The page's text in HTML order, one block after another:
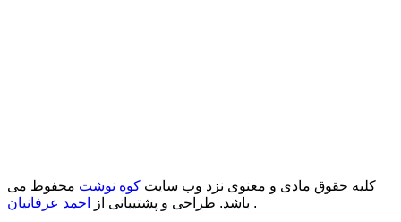
کلیه حقوق مادی و معنوی نزد وب سایت کوه نوشت محفوظ می
باشد. طراحی و پشتیبانی از
احمد عرفانیان .